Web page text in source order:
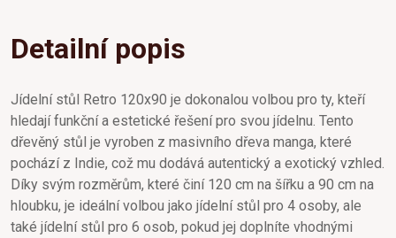
Detailní popis
Jídelní stůl Retro 120x90 je dokonalou volbou pro ty, kteří
hledají funkční a estetické řešení pro svou jídelnu. Tento
dřevěný stůl je vyroben z masivního dřeva manga, které
pochází z Indie, což mu dodává autentický a exotický vzhled.
Díky svým rozměrům, které činí 120 cm na šířku a 90 cm na
hloubku, je ideální volbou jako jídelní stůl pro 4 osoby, ale
také jídelní stůl pro 6 osob, pokud jej doplníte vhodnými